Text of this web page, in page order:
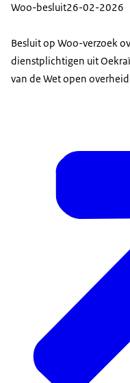
Woo-besluit26-02-2026
Besluit op Woo-verzoek
dienstplichtigen uit
van de Wet open